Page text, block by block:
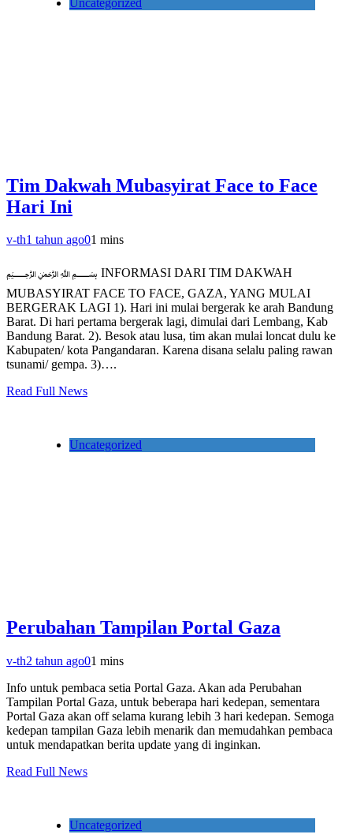
Tim Dakwah Mubasyirat Face to Face
Hari Ini
v-th1 tahun ago01 mins
﷽ INFORMASI DARI TIM DAKWAH
MUBASYIRAT FACE TO FACE, GAZA, YANG MULAI
BERGERAK LAGI 1). Hari ini mulai bergerak ke arah Bandung
Barat. Di hari pertama bergerak lagi, dimulai dari Lembang, Kab
Bandung Barat. 2). Besok atau lusa, tim akan mulai loncat dulu ke
Kabupaten/ kota Pangandaran. Karena disana selalu paling rawan
tsunami/ gempa. 3)….
Read Full News
Uncategorized
Perubahan Tampilan Portal Gaza
v-th2 tahun ago01 mins
Info untuk pembaca setia Portal Gaza. Akan ada Perubahan
Tampilan Portal Gaza, untuk beberapa hari kedepan, sementara
Portal Gaza akan off selama kurang lebih 3 hari kedepan. Semoga
kedepan tampilan Gaza lebih menarik dan memudahkan pembaca
untuk mendapatkan berita update yang di inginkan.
Read Full News
Uncategorized